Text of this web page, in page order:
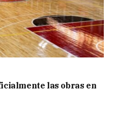
las obras en